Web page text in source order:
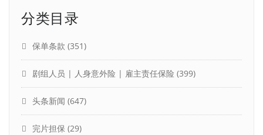
分类目录
保单条款 (351)
剧组人员 | 人身意外险 | 雇主责任保险 (399)
头条新闻 (647)
完片担保 (29)